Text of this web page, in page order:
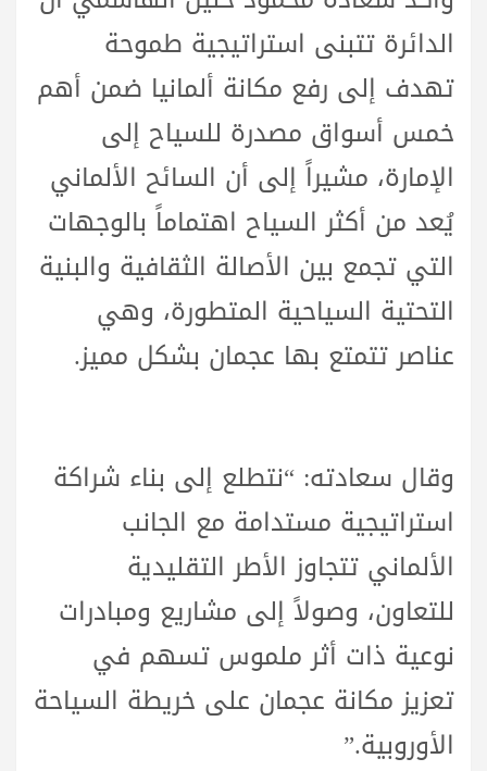
الدائرة تتبنى استراتيجية طموحة
تهدف إلى رفع مكانة ألمانيا ضمن أهم
خمس أسواق مصدرة للسياح إلى
الإمارة، مشيراً إلى أن السائح الألماني
يُعد من أكثر السياح اهتماماً بالوجهات
التي تجمع بين الأصالة الثقافية والبنية
التحتية السياحية المتطورة، وهي
عناصر تتمتع بها عجمان بشكل مميز.
وقال سعادته: “نتطلع إلى بناء شراكة
استراتيجية مستدامة مع الجانب
الألماني تتجاوز الأطر التقليدية
للتعاون، وصولاً إلى مشاريع ومبادرات
نوعية ذات أثر ملموس تسهم في
تعزيز مكانة عجمان على خريطة السياحة
الأوروبية.”